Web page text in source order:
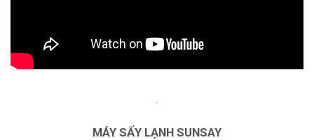
MÁY SẤY LẠNH SUNSAY